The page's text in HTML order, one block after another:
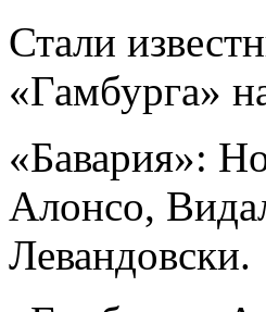
Стали
«Гамбурга»
«Бавария»:
Алонсо,
Левандовски.